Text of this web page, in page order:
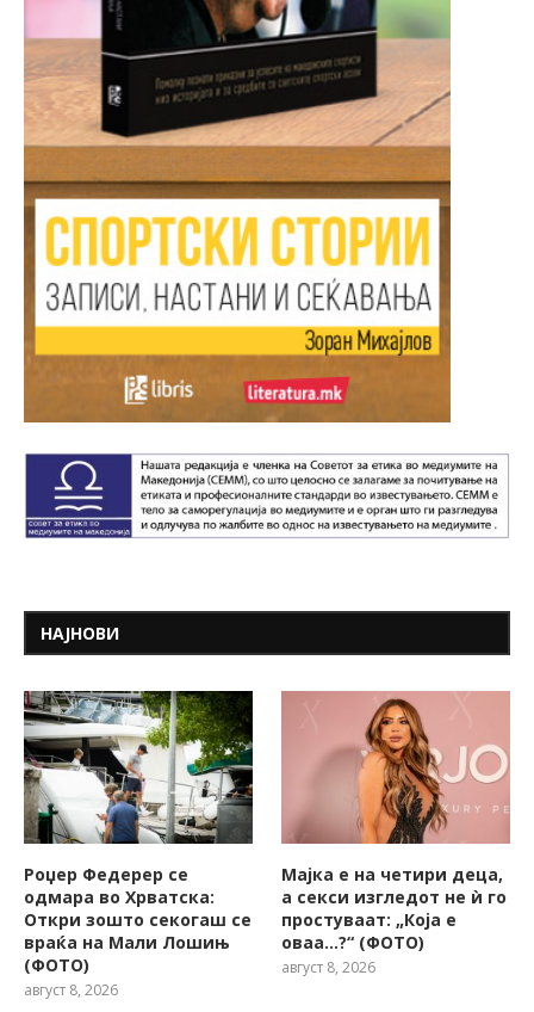
НАЈНОВИ
Роџер Федерер се
одмара во Хрватска:
Откри зошто секогаш се
враќа на Мали Лошињ
(ФОТО)
август 8, 2026
Мајка е на четири деца,
а секси изгледот не ѝ го
простуваат: „Која е
оваа…?“ (ФОТО)
август 8, 2026